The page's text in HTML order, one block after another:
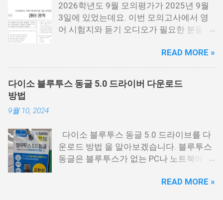
수] 수능 영어 짝수.pdf 수능 영어듣기 음성
수능 영어 정답지 수능 영어 정답지 수능
영어듣기 대본.pdf 영어듣기 대본.pdf 영어
시면 점3개를 눌르면 다운로드를 받을 수
있는 버튼이 나옵니다. 이걸 눌르시면 됩니
다. 수능 영어듣기.MP3 📌 2026학년도 수
2026학년도 9월 모의평가가 2025년 9월
3일에 있었는데요. 이번 모의고사에서 영
어 시험지와 듣기 오디오가 필요한 분들을
분들 모두 응원합니다. 이번 시험은 수능시
험전에 마지막 모의고사 시험으로 수능을
보는 분들에게 아주 중요한 시험입니다. 저
같은 경우에도 9월 시험은 수능때까지 여
답지 영어 정답지 9월 모의고사 영어 해설
지 9월 모의고사 해설지.pdf 9월 모의고사
영어음성.mp3 영어듣기.mp3 9월 모의고
https://cdn.kice.re.kr/sumo2609/index.ht
READ MORE »
다이소 블루투스 동글 5.0 드라이버 다운로드
방법
9월 10, 2024
다이소 블루투스 동글 5.0 드라이브를 다
운로드 방법 을 알아보겠습니다. 블루투스
동글은 블루투스가 없는 PC나 노트북에 연
USB 동글을 말하는데요. 저도 PC에 블루투
READ MORE »